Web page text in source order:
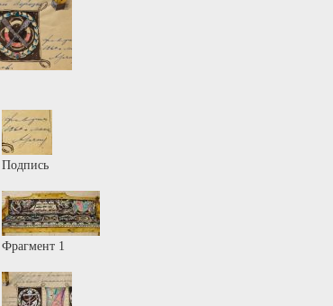
Подпись
Фрагмент 1